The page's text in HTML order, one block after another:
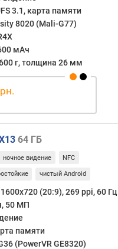
3.1, карта памяти
8020 (Mali-G77)
мАч
г, толщина 26 мм
64 ГБ
ночное видение NFC
чистый Android
1600х720 (20:9), 269 ppi, 60 Гц
50 МП
памяти
(PowerVR GE8320)